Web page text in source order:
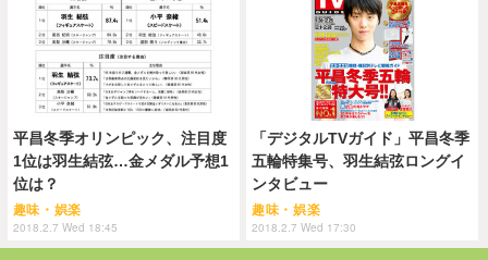
平昌冬季オリンピック、注目度
1位は羽生結弦…金メダル予想1
位は？
趣味・娯楽
2018.2.7 Wed 18:45
「デジタルTVガイド」平昌冬季
五輪特集号、羽生結弦ロングイ
ンタビュー
趣味・娯楽
2018.2.7 Wed 17:30